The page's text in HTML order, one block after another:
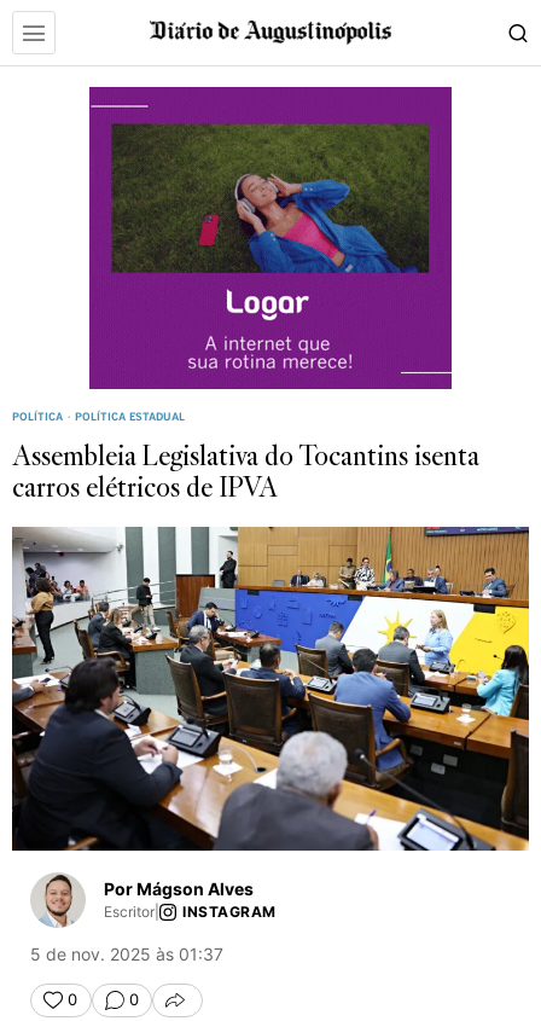
POLÍTICA · POLÍTICA ESTADUAL
Assembleia Legislativa do Tocantins isenta
carros elétricos de IPVA
Por Mágson Alves
Escritor INSTAGRAM
5 de nov. 2025 às 01:37
0 0 COMPARTILHAR